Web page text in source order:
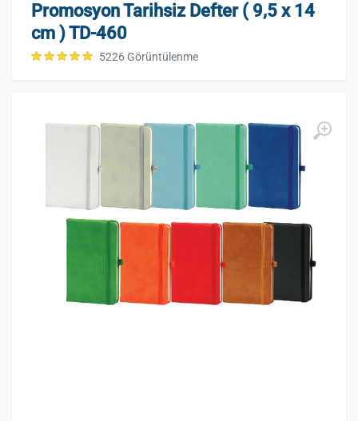
Promosyon Tarihsiz Defter ( 9,5 x 14
cm ) TD-460
5226 Görüntülenme